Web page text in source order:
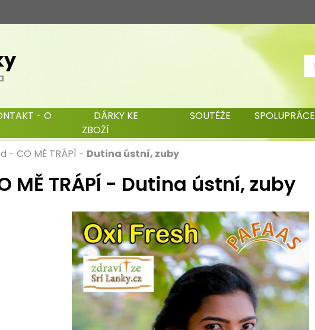
- O
DÁRKY KE
ZBOŽÍ
SOUTĚŽE SPOLUPRÁCE
- CO MĚ TRÁPÍ - Dutina ústní, zuby
MĚ TRÁPÍ - Dutina ústní, zuby